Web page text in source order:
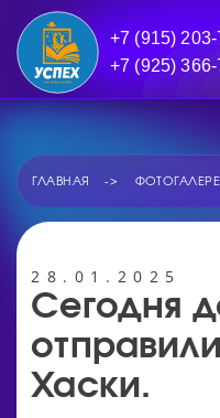
+7 (915)
+7 (925)
ГЛАВНАЯ
28.01.2025
Сегодня
Хаски.